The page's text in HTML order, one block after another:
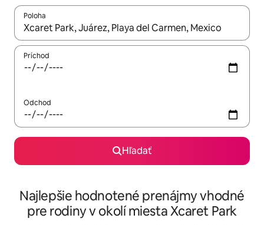
Poloha
Keď budú výsledky k dispozícii, môžete si ich prechádzať
Príchod
Odchod
Hľadať
Najlepšie hodnotené prenájmy vhodné
pre rodiny v okolí miesta Xcaret Park